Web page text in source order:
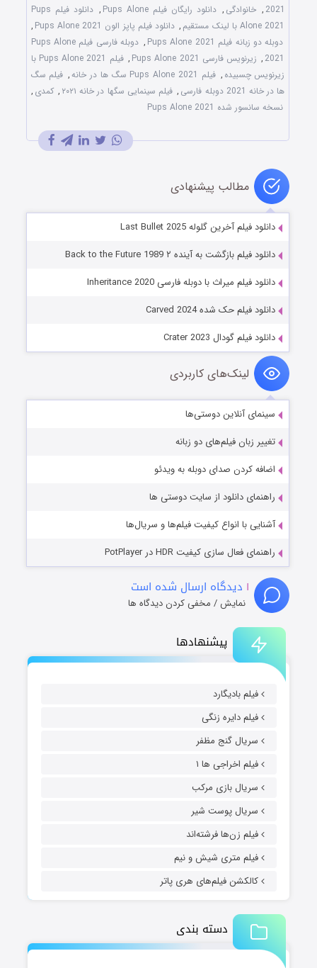
پیشنهادها
فیلم بادیگارد
فیلم دایره زنگی
سریال گنج مظفر
فیلم اخراجی ها ۱
سریال بازی مرکب
سریال پوست شیر
فیلم زن‌ها فرشته‌اند
فیلم متری شیش و نیم
کالکشن فیلم‌های هری پاتر
دسته بندی
2021
, خانوادگی , دانلود رایگان فیلم Pups Alone ,
دانلود فیلم Pups
Alone 2021 با لینک مستقیم
, دانلود فیلم پاپز الون Pups Alone 2021
,
دوبله دو زبانه فیلم Pups Alone 2021
,
دوبله فارسی فیلم Pups Alone
2021
, زیرنویس فارسی Pups Alone 2021 ,
فیلم Pups Alone 2021 با
زیرنویس چسبیده , فیلم Pups Alone 2021 سگ ها در خانه , فیلم سگ
ها در خانه 2021 دوبله فارسی
, فیلم سینمایی سگها در خانه ۲۰۲۱ , کمدی ,
نسخه سانسور شده Pups Alone 2021
مطالب پیشنهادی
دانلود فیلم آخرین گلوله Last Bullet 2025
دانلود فیلم بازگشت به آینده ۲ Back to the Future 1989
دانلود فیلم میراث با دوبله فارسی Inheritance 2020
دانلود فیلم حک شده Carved 2024
دانلود فیلم گودال Crater 2023
لینک‌های کاربردی
سینمای آنلاین دوستی‌ها
تغییر زبان فیلم‌های دو زبانه
اضافه کردن صدای دوبله به ویدئو
راهنمای دانلود از سایت دوستی ها
آشنایی با انواع کیفیت فیلم‌ها و سریال‌ها
راهنمای فعال سازی کیفیت HDR در PotPlayer
۱ دیدگاه ارسال شده است
نمایش / مخفی کردن دیدگاه ها